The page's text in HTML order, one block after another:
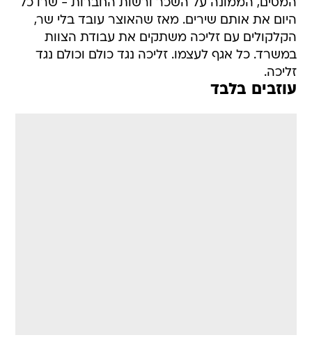
המסים, הממונה על השכר ורשות החברות - שרו כל
היום את אותם שירים. מאז שהאוצר עובד בלי שר,
הקלקולים עם זליכה משתקים את עבודת הצוות
במשרד. כל אגף לעצמו. זליכה נגד כולם וכולם נגד
זליכה.
עוזבים בלבד